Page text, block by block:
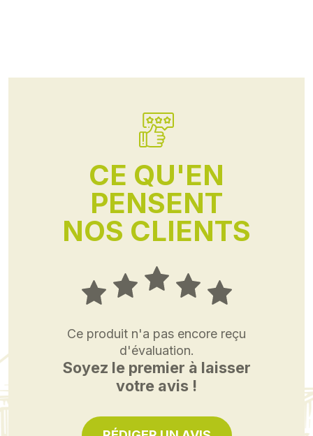
CE QU'EN
PENSENT
NOS CLIENTS
Ce produit n'a pas encore reçu
d'évaluation.
Soyez le premier à laisser
votre avis !